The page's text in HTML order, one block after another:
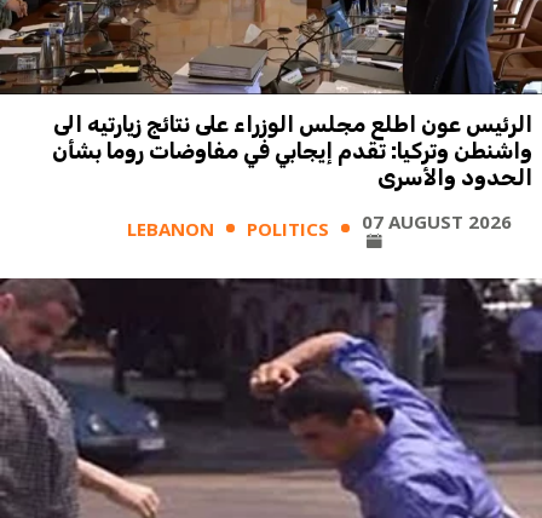
الرئيس عون اطلع مجلس الوزراء على نتائج زيارتيه الى
واشنطن وتركيا: تقدم إيجابي في مفاوضات روما بشأن
الحدود والأسرى
LEBANON POLITICS 07 AUGUST 2026